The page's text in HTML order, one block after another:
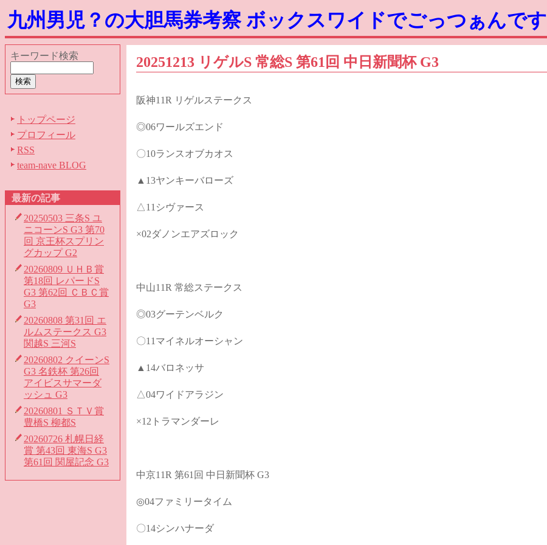
九州男児？の大胆馬券考察 ボックスワイドでごっつぁんです
キーワード検索
トップページ
プロフィール
RSS
team-nave BLOG
最新の記事
20250503 三条S ユ
ニコーンS G3 第70
回 京王杯スプリン
グカップ G2
20260809 ＵＨＢ賞
第18回 レパードS
G3 第62回 ＣＢＣ賞
G3
20260808 第31回 エ
ルムステークス G3
関越S 三河S
20260802 クイーンS
G3 名鉄杯 第26回
アイビスサマーダ
ッシュ G3
20260801 ＳＴＶ賞
豊橋S 柳都S
20260726 札幌日経
賞 第43回 東海S G3
第61回 関屋記念 G3
20251213 リゲルS 常総S 第61回 中日新聞杯 G3
阪神11R リゲルステークス
◎06ワールズエンド
〇10ランスオブカオス
▲13ヤンキーバローズ
△11シヴァース
×02ダノンエアズロック
中山11R 常総ステークス
◎03グーテンベルク
〇11マイネルオーシャン
▲14バロネッサ
△04ワイドアラジン
×12トラマンダーレ
中京11R 第61回 中日新聞杯 G3
◎04ファミリータイム
〇14シンハナーダ